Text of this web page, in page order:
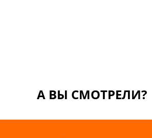
А ВЫ СМОТРЕЛИ?